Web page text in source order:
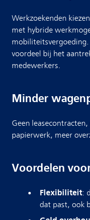
Werkzoekenden
met hybride
voordeel bij het
medewerkers.
Minder
Geen
papierwerk, meer
Voordelen
Flexibiliteit:
dat past, ook